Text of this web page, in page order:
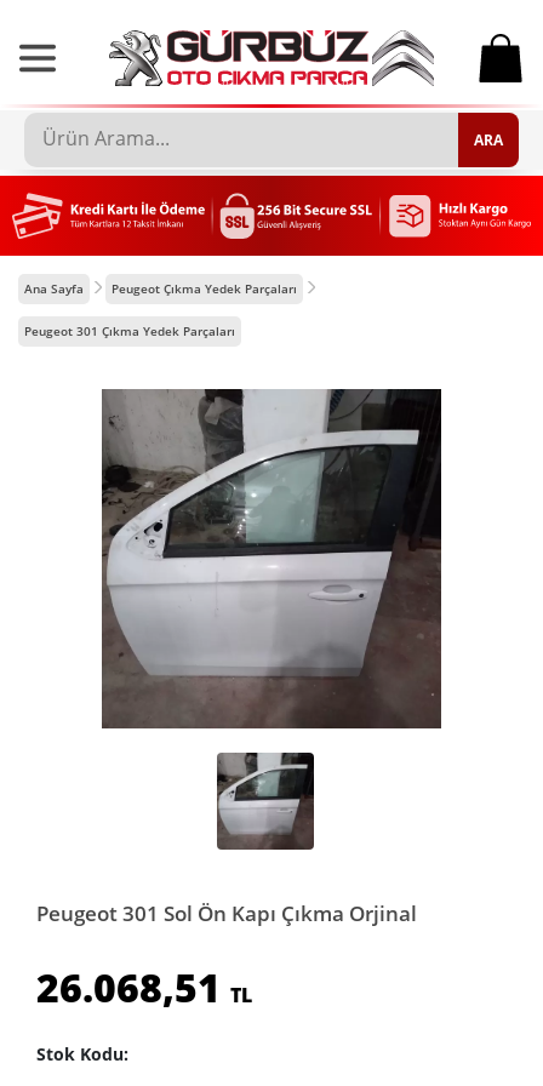
0
ARA
Ana Sayfa Peugeot Çıkma Yedek Parçaları
Peugeot 301 Çıkma Yedek Parçaları
Peugeot 301 Sol Ön Kapı Çıkma Orjinal
26.068,51 TL
Stok Kodu: